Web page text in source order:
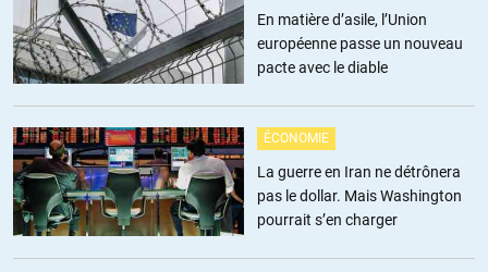
Ce qui devrait à tout le moins vous faire réfléchir :
– au fait que vous ne compariez pas au nombre de morts de
l’URSS pendant la Seconde guerre mondiale : quand on sait un
peu cette histoire, et le moment et le lieu où est entrée en guerre
l’armée américaine, on sait qui s’est battu et qui est mort. L’affaire
de la nationalité n’y fait rien. Pourquoi ne comparez-vous pas le
nombre actuels des dècès Covid en Russie et autres pays de l’ex-
URSS avec les morts pendant la Seconde guerre mondiale : vous
En matière d’asile, l’Union
européenne passe un nouveau
pacte avec le diable
ÉCONOMIE
La guerre en Iran ne détrônera
pas le dollar. Mais Washington
pourrait s’en charger